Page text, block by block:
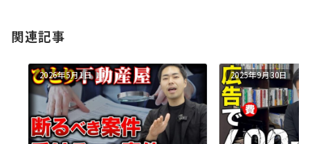
ー
関連記事
2026年5月1日 2025年9月30日